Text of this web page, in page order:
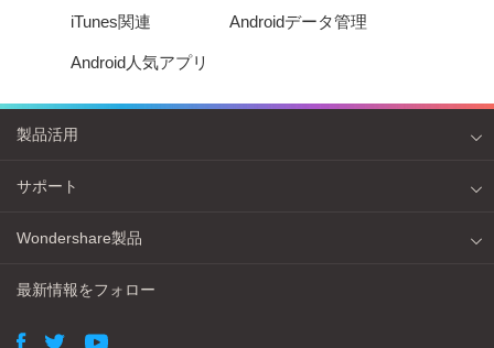
iTunes関連 Androidデータ管理
Android人気アプリ
製品活用
サポート
Wondershare製品
最新情報をフォロー